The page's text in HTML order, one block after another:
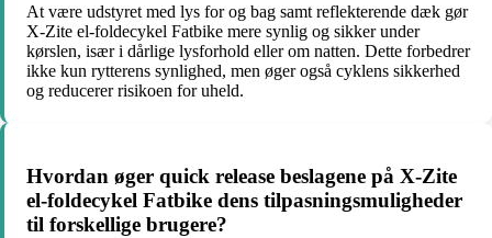
At være udstyret med lys for og bag samt reflekterende dæk gør
X-Zite el-foldecykel Fatbike mere synlig og sikker under
kørslen, især i dårlige lysforhold eller om natten. Dette forbedrer
ikke kun rytterens synlighed, men øger også cyklens sikkerhed
og reducerer risikoen for uheld.
Hvordan øger quick release beslagene på X-Zite
el-foldecykel Fatbike dens tilpasningsmuligheder
til forskellige brugere?